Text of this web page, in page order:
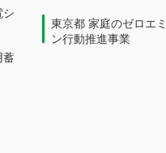
シ
蓄
東京都 家庭のゼロエ
ン行動推進事業